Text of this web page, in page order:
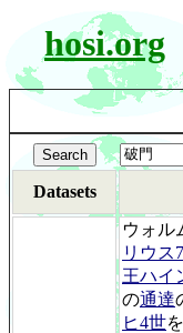
hosi.org
Datasets
ウォル
リウス
王ハイ
の通達
ヒ4世を